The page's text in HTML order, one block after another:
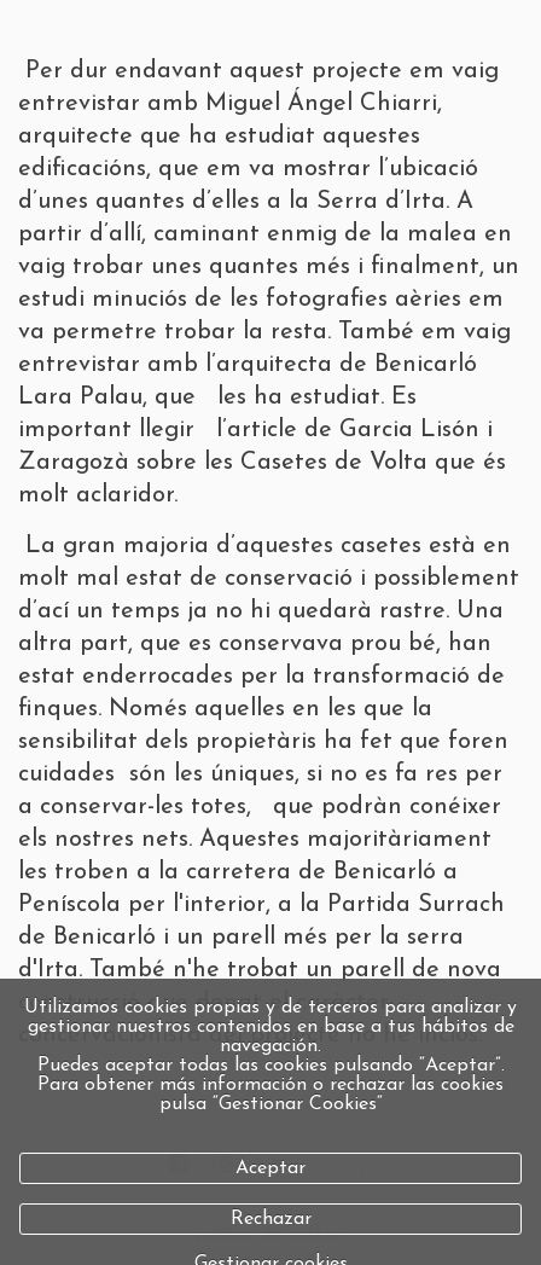
Per dur endavant aquest projecte em vaig
entrevistar amb Miguel Ángel Chiarri,
arquitecte que ha estudiat aquestes
edificacións, que em va mostrar l’ubicació
d’unes quantes d’elles a la Serra d’Irta. A
partir d’allí, caminant enmig de la malea en
vaig trobar unes quantes més i finalment, un
estudi minuciós de les fotografies aèries em
va permetre trobar la resta. També em vaig
entrevistar amb l’arquitecta de Benicarló
Lara Palau, que les ha estudiat. Es
important llegir l’article de Garcia Lisón i
Zaragozà sobre les Casetes de Volta que és
molt aclaridor.
La gran majoria d’aquestes casetes està en
molt mal estat de conservació i possiblement
d’ací un temps ja no hi quedarà rastre. Una
altra part, que es conservava prou bé, han
estat enderrocades per la transformació de
finques. Només aquelles en les que la
sensibilitat dels propietàris ha fet que foren
cuidades són les úniques, si no es fa res per
a conservar-les totes, que podràn conéixer
els nostres nets. Aquestes majoritàriament
les troben a la carretera de Benicarló a
Peníscola per l'interior, a la Partida Surrach
de Benicarló i un parell més per la serra
d'Irta. També n'he trobat un parell de nova
construcció que donat el caràcter
concervacionista del projecte no he inclòs.
política de cookies
Utilizamos cookies propias y de terceros para analizar y
gestionar nuestros contenidos en base a tus hábitos de
navegación.
Puedes aceptar todas las cookies pulsando “Aceptar”.
Para obtener más información o rechazar las cookies
pulsa “Gestionar Cookies“
Aceptar
Rechazar